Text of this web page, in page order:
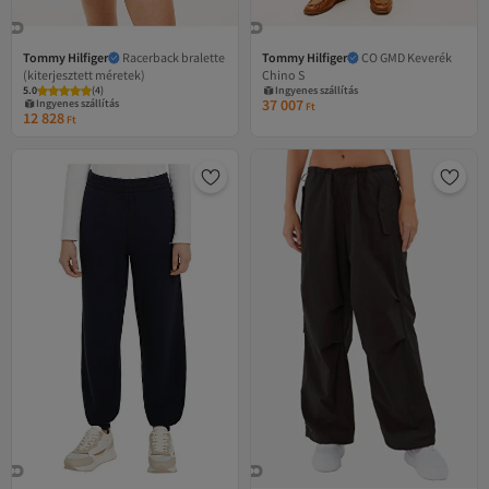
Tommy Hilfiger
Racerback bralette
(kiterjesztett méretek)
5.0 (4)
Ingyenes szállítás
12 828 Ft
Tommy Hilfiger
CO GMD Keverék
Chino S
Ingyenes szállítás
37 007 Ft